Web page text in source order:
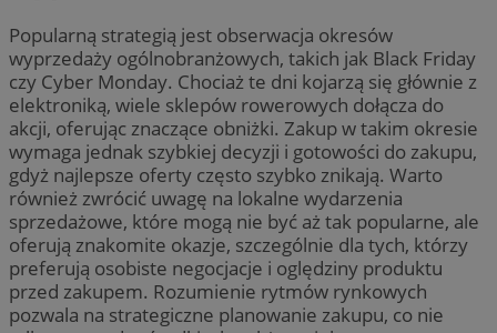
Popularną strategią jest obserwacja okresów
wyprzedaży ogólnobranżowych, takich jak Black Friday
czy Cyber Monday. Chociaż te dni kojarzą się głównie z
elektroniką, wiele sklepów rowerowych dołącza do
akcji, oferując znaczące obniżki. Zakup w takim okresie
wymaga jednak szybkiej decyzji i gotowości do zakupu,
gdyż najlepsze oferty często szybko znikają. Warto
również zwrócić uwagę na lokalne wydarzenia
sprzedażowe, które mogą nie być aż tak popularne, ale
oferują znakomite okazje, szczególnie dla tych, którzy
preferują osobiste negocjacje i oględziny produktu
przed zakupem. Rozumienie rytmów rynkowych
pozwala na strategiczne planowanie zakupu, co nie